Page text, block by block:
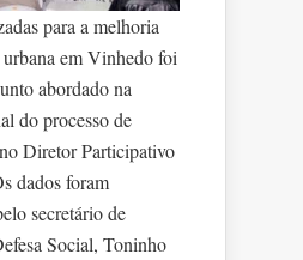
para a melhoria
em Vinhedo foi
abordado na
do processo de
Diretor Participativo
dados foram
secretário de
Social, Toninho